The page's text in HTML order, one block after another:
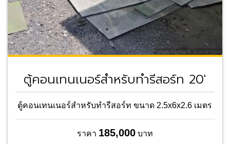
ตู้คอนเทนเนอร์สำหรับทำรีสอร์ท 20'
ตู้คอนเทนเนอร์สำหรับทำรีสอร์ท ขนาด 2.5x6x2.6 เมตร
ราคา 185,000บาท